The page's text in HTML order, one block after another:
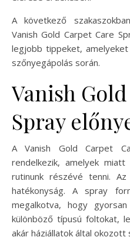
A következő
Vanish Gold Carpet Care
legjobb tippeket,
szőnyegápolás során.
Vanish
Spray
A Vanish Gold Carpet
rendelkezik, amelyek
rutinunk részévé tenni.
hatékonyság. A spray
megalkotva, hogy
különböző típusú foltokat,
akár háziállatok által okozott